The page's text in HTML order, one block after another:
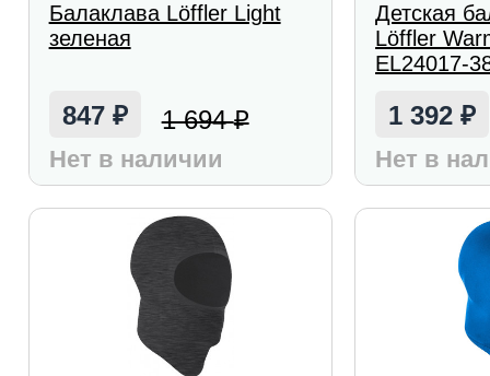
Балаклава Löffler Light
зеленая
847 ₽ 1 694₽
Нет в наличии
Детская
Löffler
EL24017-
1 392₽
Нет в